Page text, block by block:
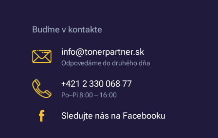
Buďme v kontakte
info@tonerpartner.sk
Odpovedáme do druhého dňa
+421 2 330 068 77
Po–Pi 8:00 – 16:00
Sledujte nás na Facebooku